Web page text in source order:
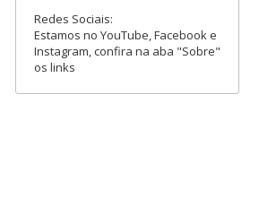
Redes Sociais:
Estamos no YouTube, Facebook e
Instagram, confira na aba "Sobre"
os links